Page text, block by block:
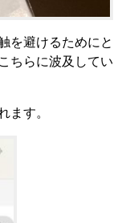
を避けるためにと
ちらに波及してい
ます。